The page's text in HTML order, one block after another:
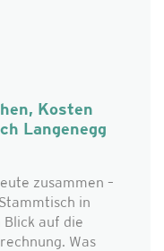
Kosten
Langenegg
zusammen –
in
auf die
Was